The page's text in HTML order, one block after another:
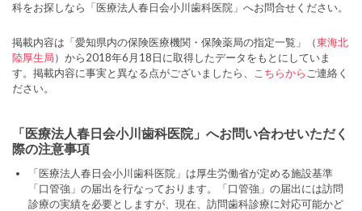
科をお探しなら「医療法人春日会小川歯科医院」へお問合せください。
掲載内容は「愛知県内の保険医療機関・保険薬局の指定一覧」（東海北
陸厚生局）から2018年6月18日に取得したデータをもとにしていま
す。掲載内容に事実と異なる点がございましたら、
こちらから ご連絡く
ださい。
「医療法人春日会小川歯科医院」へお問い合わせいただく
際の注意事項
「医療法人春日会小川歯科医院」は厚生労働省が定める施設基準
「口管強」の届出を行なっております。「口管強」の届出には訪問
診療の実績を必要としますが、現在、訪問歯科診療に対応可能かど